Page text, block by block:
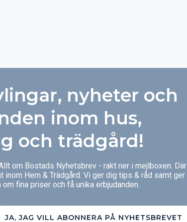
nyheter och
inom hus,
och trädgård!
om Bostads Nyhetsbrev - rakt ner i mejlboxen. Där
inom Hem & Trädgård. Vi ger dig tips & råd samt ger
fina priser och få unika erbjudanden.
JA, JAG VILL ABONNERA PÅ NYHETSBREVET